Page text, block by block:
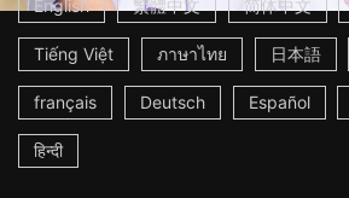
English
繁體中文 简体中文
Tiếng Việt ภาษาไทย 日本語
français Deutsch Español
हिन्दी